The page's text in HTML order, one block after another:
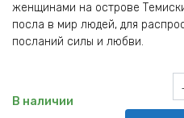
женщинами на острове
посла в мир людей, для
посланий силы и любви.
В наличии